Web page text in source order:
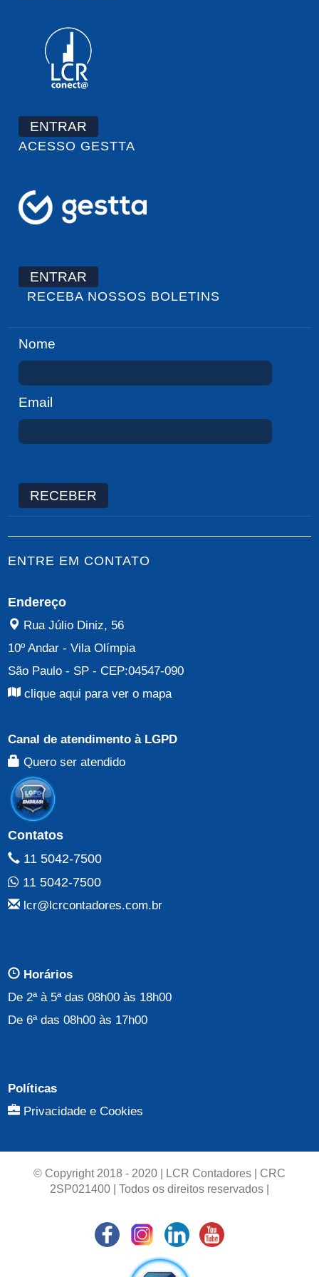
ENTRAR
ACESSO GESTTA
ENTRAR
RECEBA NOSSOS BOLETINS
Nome
Email
RECEBER
ENTRE EM CONTATO
Endereço
Rua Júlio Diniz, 56
10º Andar -Vila Olímpia
São Paulo - SP - CEP:04547-090
clique aqui para ver o mapa
Canal de atendimento à LGPD
Quero ser atendido
Contatos
11 5042-7500
11 5042-7500
lcr@lcrcontadores.com.br
Horários
De 2ª à 5ª das 08h00 às 18h00
De 6ª das 08h00 às 17h00
Políticas
Privacidade e Cookies
© Copyright 2018 - 2020 | LCR Contadores | CRC
2SP021400 | Todos os direitos reservados |